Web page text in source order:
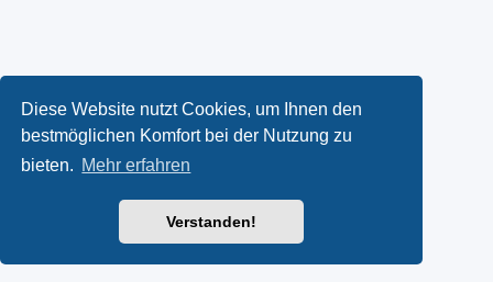
Diese Website nutzt Cookies, um Ihnen den
bestmöglichen Komfort bei der Nutzung zu
bieten. Mehr erfahren
Verstanden!